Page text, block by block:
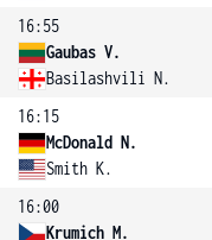
16:55
Gaubas V.
Basilashvili N.
16:15
McDonald N.
Smith K.
16:00
Krumich M.